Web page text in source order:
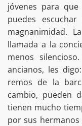
jóvenes para
puedes
magnanimidad.
llamada a la
menos
ancianos, les
remos de la
cambio, pueden
tienen mucho
por sus hermanos